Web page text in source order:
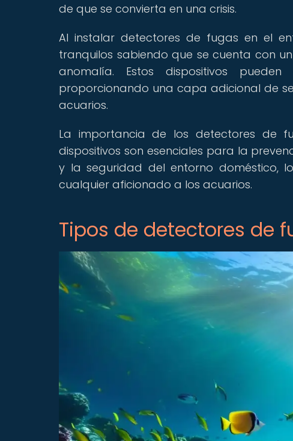
de que se convierta en una crisis.
Al instalar detectores de fugas en el
tranquilos sabiendo que se cuenta con
anomalía. Estos dispositivos
proporcionando una capa adicional de
acuarios.
La importancia de los detectores de
dispositivos son esenciales para la
y la seguridad del entorno doméstico,
cualquier aficionado a los acuarios.
Tipos de detectores de